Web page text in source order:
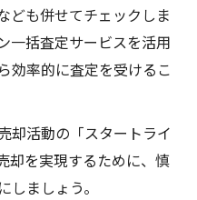
ども併せてチェックしま
一括査定サービスを活用
効率的に査定を受けるこ
却活動の「スタートライ
却を実現するために、慎
ましょう。